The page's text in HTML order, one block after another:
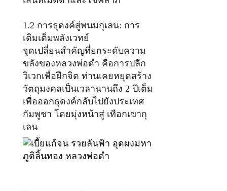
1.2 การธุดงค์สู่พนมกุเลน: การ
เติมเต็มพลังเวทย์
จุดเปลี่ยนสำคัญที่ยกระดับความ
ขลังของหลวงพ่อดำ คือการปลีก
วิเวกเพื่อฝึกจิต ท่านเคยหยุดสร้าง
วัตถุมงคลเป็นเวลานานถึง 2 ปีเต็ม
เพื่อออกธุดงค์กลับไปยังประเทศ
กัมพูชา โดยมุ่งหน้าสู่ เทือกเขากุ
เลน